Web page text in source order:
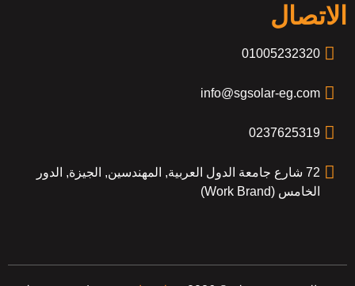
الاتصال
01005232320
info@sgsolar-eg.com
0237625319
72 شارع جامعة الدول العربية, المهندسين, الجيزة, الدور
الخامس (Work Brand)